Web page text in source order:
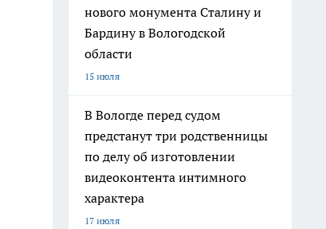
нового монумента Сталину и
Бардину в Вологодской
области
15 июля
В Вологде перед судом
предстанут три родственницы
по делу об изготовлении
видеоконтента интимного
характера
17 июля